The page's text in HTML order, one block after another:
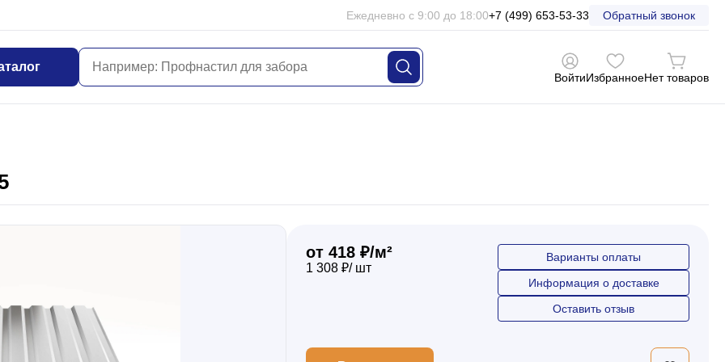
Ежедневно с 9:00 до 18:00+7 (499) 653-53-33 Обратный звонок
ВойтиИзбранноеНет товаров
от 418 ₽/м²
1 308 ₽/ шт
Варианты оплаты
Информация о доставке
Оставить отзыв